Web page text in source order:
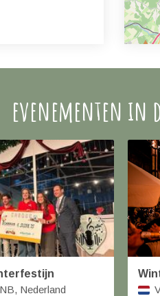
evenementen in
Nederland